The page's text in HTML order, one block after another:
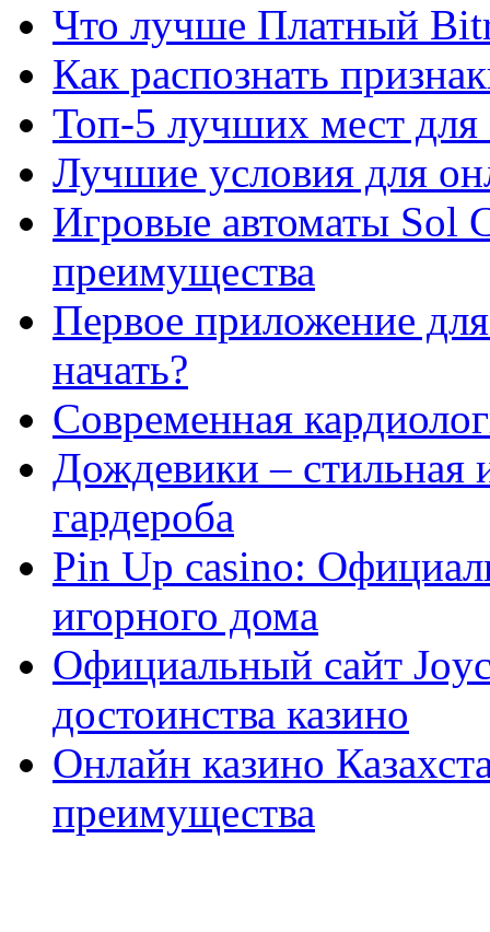
Что лучше Платный
Как распознать
Топ-5 лучших мест для
Лучшие условия для
Игровые автоматы Sol
преимущества
Первое приложение
начать?
Современная
Дождевики – стильная
гардероба
Pin Up casino:
игорного дома
Официальный сайт
достоинства казино
Онлайн казино
преимущества